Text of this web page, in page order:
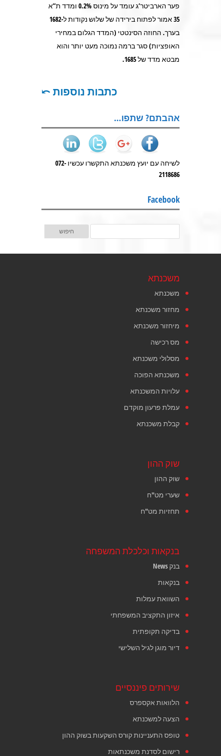
פער הארביטר’ג עומד על מינוס 0.2% ומדד ת”א
35 אמור לפתוח בירידה של שלוש נקודות ל-1682
בערך. החוזה הסינטטי (המדד הגלום במחירי
האופציות) סגר ברמה נמוכה מעט יותר והוא
מבטא מדד של 1685.
כתבות נוספות ⤺
אהבתם? שתפו…
לשיחה עם יועץ משכנתא התקשרו עכשיו 072-
2118686
Facebook
משכנתא
משכנתא
מחזור משכנתא
מיחזור משכנתא
מס רכישה
מסלולי משכנתא
משכנתא הפוכה
עלויות המשכנתא
עמלת פרעון מוקדם
קבלת משכנתא
שוק ההון
שוק ההון
שערי מט"ח
תחזיות מט"ח
בנקאות וכלכלת המשפחה
בנק News
בנקאות
השוואת עמלות
איזון התקציב המשפחתי
בדיקה תקופתית
דיור מוגן לגיל השלישי
שירותים פיננסיים
הלוואות אקספרס
הצעה למשכנתא
טופס התעניינות קורס השקעות בשוק ההון
רישום לסדנת משכנתאות